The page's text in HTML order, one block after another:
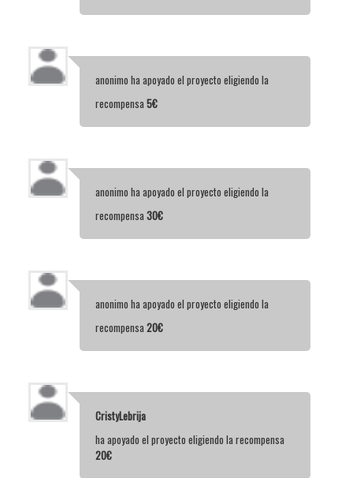
anonimo ha apoyado el proyecto eligiendo la
recompensa 5€
anonimo ha apoyado el proyecto eligiendo la
recompensa 30€
anonimo ha apoyado el proyecto eligiendo la
recompensa 20€
CristyLebrija
ha apoyado el proyecto eligiendo la recompensa
20€